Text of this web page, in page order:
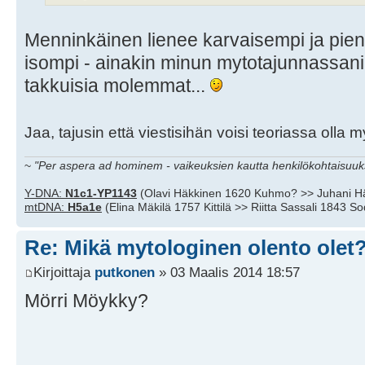
Menninkäinen lienee karvaisempi ja
isompi - ainakin minun
takkuisia molemmat...
Jaa, tajusin että viestisihän voisi teoriassa olla
~ "Per aspera ad hominem - vaikeuksien kautta
Y-DNA: N1c1-YP1143 (Olavi Häkkinen 1620 Kuhmo? >> Juhani
mtDNA: H5a1e (Elina Mäkilä 1757 Kittilä >> Riitta Sassali 1843
Re: Mikä mytologinen olento
Kirjoittaja putkonen » 03 Maalis 2014 18:57
Mörri Möykky?